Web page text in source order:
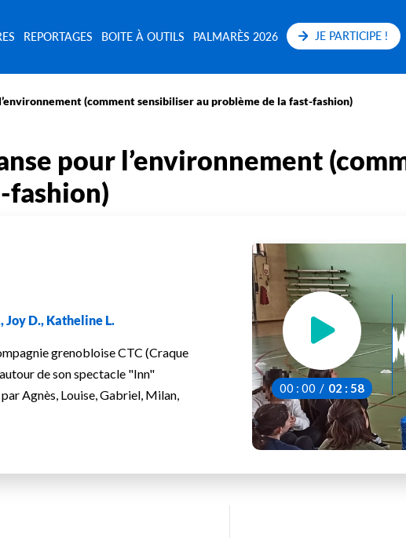
REPORTAGES BOITE À OUTILS PALMARÈS 2026 JE PARTICIPE !
(comment sensibiliser au problème de la fast-fashion)
pour l’environnement
fashion)
Joy D., Katheline L.
grenobloise CTC (Craque
de son spectacle "Inn"
Agnès, Louise, Gabriel, Milan,
00 : 00 / 02 : 58